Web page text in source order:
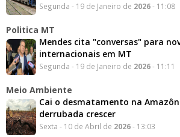
Segunda - 19 de Janeiro de 2026- 11:08
Politica MT
Mendes cita "conversas" para
internacionais em MT
Segunda - 19 de Janeiro de 2026- 11:11
Meio Ambiente
Cai o desmatamento na
derrubada crescer
Sexta - 10 de Abril de 2026- 13:03